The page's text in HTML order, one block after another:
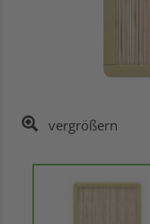
vergrößern